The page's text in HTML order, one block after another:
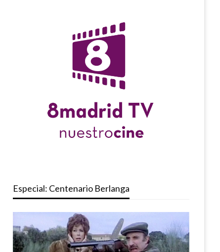
Especial: Centenario Berlanga